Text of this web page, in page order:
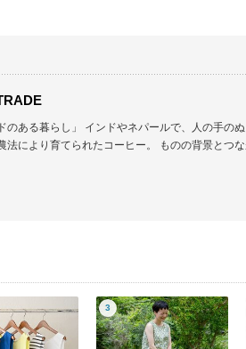
のある暮らし」 インドやネパールで、人の手の
法により育てられたコーヒー。 ものの背景とつ